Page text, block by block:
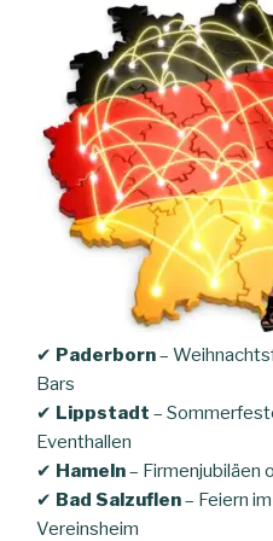
✔ Paderborn–
Bars
✔ Lippstadt –
Eventhallen
✔ Hameln–
✔ Bad Salzuflen– Feiern
Vereinsheim